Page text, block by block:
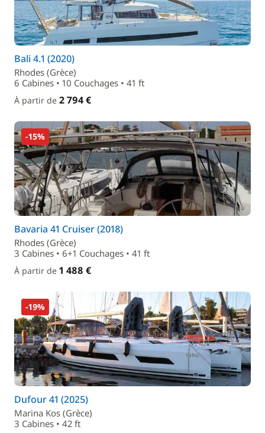
Bali 4.1 (2020)
Rhodes (Grèce)
6 Cabines • 10 Couchages • 41 ft
À partir de 2 794 €
-15%
Bavaria 41 Cruiser (2018)
Rhodes (Grèce)
3 Cabines • 6+1 Couchages • 41 ft
À partir de 1 488 €
-19%
Dufour 41 (2025)
Marina Kos (Grèce)
3 Cabines • 42 ft